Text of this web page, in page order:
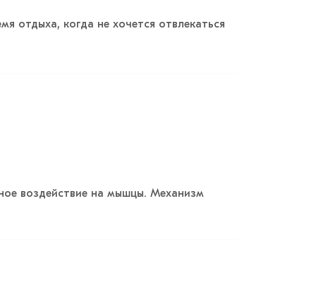
отдыха, когда не хочется отвлекаться
воздействие на мышцы. Механизм